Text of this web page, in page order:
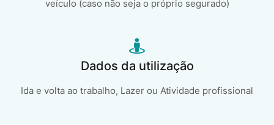
veículo (caso não seja o próprio segurado)
Dados da utilização
Ida e volta ao trabalho, Lazer ou Atividade profissional